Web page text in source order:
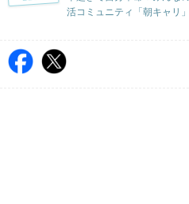
活コミュニティ「朝キャリ」